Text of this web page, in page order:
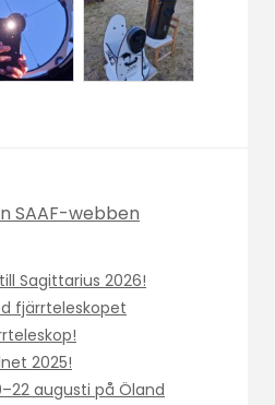
SAAF-webben
Sagittarius 2026!
fjärrteleskopet
2025!
augusti på Öland